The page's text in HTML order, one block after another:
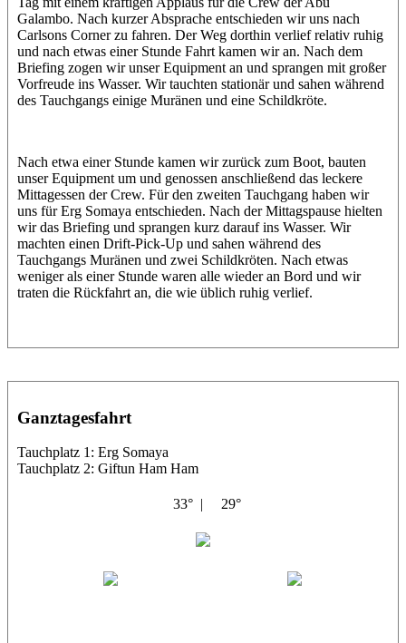
Galambo. Nach kurzer Absprache entschieden wir uns nach
Carlsons Corner zu fahren. Der Weg dorthin verlief relativ ruhig
und nach etwas einer Stunde Fahrt kamen wir an. Nach dem
Briefing zogen wir unser Equipment an und sprangen mit großer
Vorfreude ins Wasser. Wir tauchten stationär und sahen während
des Tauchgangs einige Muränen und eine Schildkröte.
Nach etwa einer Stunde kamen wir zurück zum Boot, bauten
unser Equipment um und genossen anschließend das leckere
Mittagessen der Crew. Für den zweiten Tauchgang haben wir
uns für Erg Somaya entschieden. Nach der Mittagspause hielten
wir das Briefing und sprangen kurz darauf ins Wasser. Wir
machten einen Drift-Pick-Up und sahen während des
Tauchgangs Muränen und zwei Schildkröten. Nach etwas
weniger als einer Stunde waren alle wieder an Bord und wir
traten die Rückfahrt an, die wie üblich ruhig verlief.
Ganztagesfahrt
Tauchplatz 1: Erg Somaya
Tauchplatz 2: Giftun Ham Ham
33° | 29°